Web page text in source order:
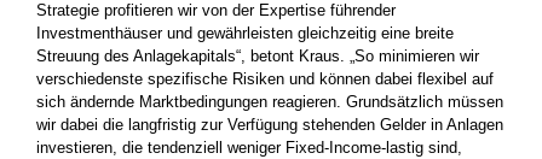
Strategie profitieren wir von der Expertise führender
Investmenthäuser und gewährleisten gleichzeitig eine breite
Streuung des Anlagekapitals“, betont Kraus. „So minimieren wir
verschiedenste spezifische Risiken und können dabei flexibel auf
sich ändernde Marktbedingungen reagieren. Grundsätzlich müssen
wir dabei die langfristig zur Verfügung stehenden Gelder in Anlagen
investieren, die tendenziell weniger Fixed-Income-lastig sind,